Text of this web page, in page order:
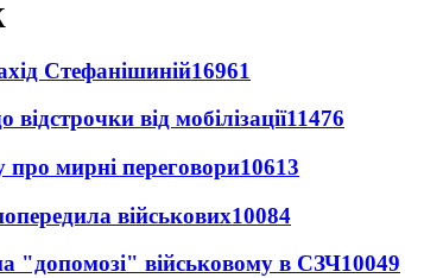
Стефанішиній16961
від мобілізації11476
про мирні переговори10613
військових10084
військовому в СЗЧ10049